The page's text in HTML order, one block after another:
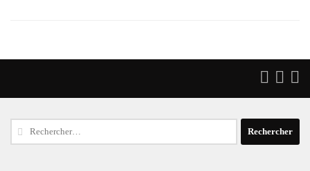
Rechercher :